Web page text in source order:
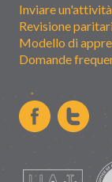
Inviare un'attività
Revisione
Modello di
Domande